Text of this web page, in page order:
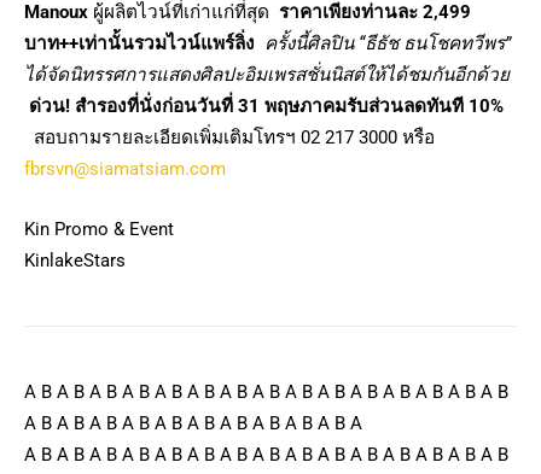
Manoux ผู้ผลิตไวน์ที่เก่าแก่ที่สุด ราคาเพียงท่านละ 2,499
บาท++เท่านั้นรวมไวน์แพร์ลิ่ง
ครั้งนี้ศิลปิน “ธีธัช ธนโชคทวีพร”
ได้จัดนิทรรศการแสดงศิลปะอิมเพรสชั่นนิสต์ให้ได้ชมกันอีกด้วย
ด่วน! สำรองที่นั่งก่อนวันที่ 31 พฤษภาคมรับส่วนลดทันที 10%
สอบถามรายละเอียดเพิ่มเติมโทรฯ 02 217 3000 หรือ
fbrsvn@siamatsiam.com
Kin Promo & Event
KinlakeStars
A B A B A B A B A B A B A B A B A B A B A B A B A B A B A B
A B A B A B A B A B A B A B A B A B A B A
A B A B A B A B A B A B A B A B A B A B A B A B A B A B A B